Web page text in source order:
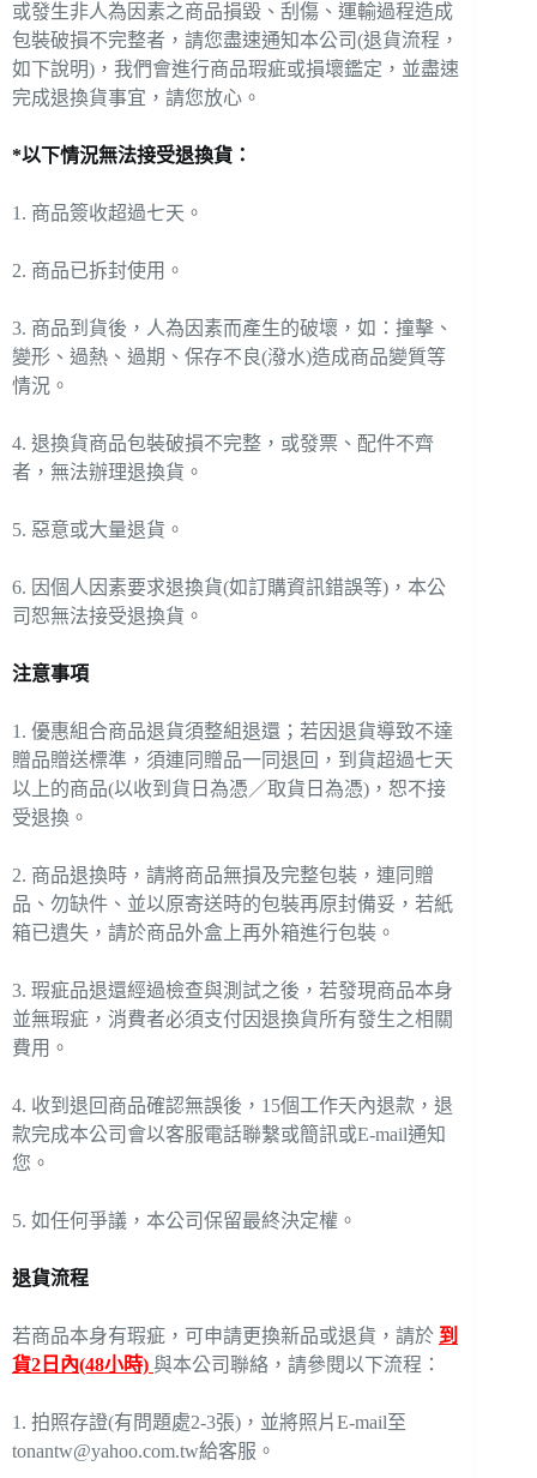
或發生非人為因素之商品損毀、刮傷、運輸過程造成
包裝破損不完整者，請您盡速通知本公司(退貨流程，
如下說明)，我們會進行商品瑕疵或損壞鑑定，並盡速
完成退換貨事宜，請您放心。
*以下情況無法接受退換貨：
1. 商品簽收超過七天。
2. 商品已拆封使用。
3. 商品到貨後，人為因素而產生的破壞，如：撞擊、
變形、過熱、過期、保存不良(潑水)造成商品變質等
情況。
4. 退換貨商品包裝破損不完整，或發票、配件不齊
者，無法辦理退換貨。
5. 惡意或大量退貨。
6. 因個人因素要求退換貨(如訂購資訊錯誤等)，本公
司恕無法接受退換貨。
注意事項
1. 優惠組合商品退貨須整組退還；若因退貨導致不達
贈品贈送標準，須連同贈品一同退回，到貨超過七天
以上的商品(以收到貨日為憑／取貨日為憑)，恕不接
受退換。
2. 商品退換時，請將商品無損及完整包裝，連同贈
品、勿缺件、並以原寄送時的包裝再原封備妥，若紙
箱已遺失，請於商品外盒上再外箱進行包裝。
3. 瑕疵品退還經過檢查與測試之後，若發現商品本身
並無瑕疵，消費者必須支付因退換貨所有發生之相關
費用。
4. 收到退回商品確認無誤後，15個工作天內退款，退
款完成本公司會以客服電話聯繫或簡訊或E-mail通知
您。
5. 如任何爭議，本公司保留最終決定權。
退貨流程
若商品本身有瑕疵，可申請更換新品或退貨，請於 到
貨2日內(48小時) 與本公司聯絡，請參閱以下流程：
1. 拍照存證(有問題處2-3張)，並將照片E-mail至
tonantw@yahoo.com.tw給客服。